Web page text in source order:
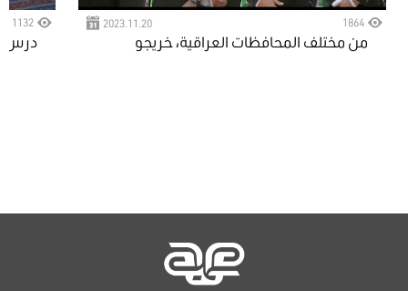
1864
2023.11.20
من مختلف المحافظات العراقية، خريجو